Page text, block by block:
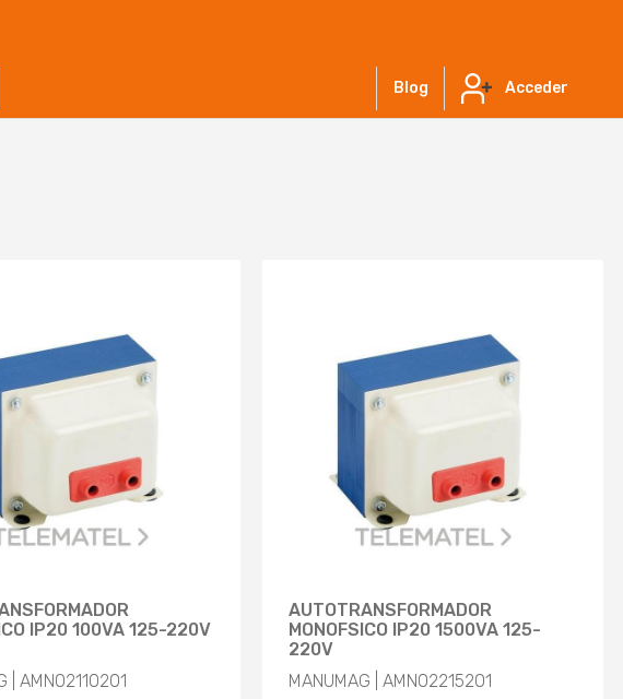
Blog Acceder
IP20 100VA 125-220V
| AMN02110201
AUTOTRANSFORMADOR
MONOFSICO IP20 1500VA 125-
220V
MANUMAG | AMN02215201